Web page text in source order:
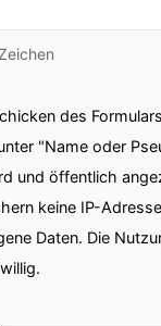
des
"Name oder
und öffentlich
keine IP-
Daten. Die